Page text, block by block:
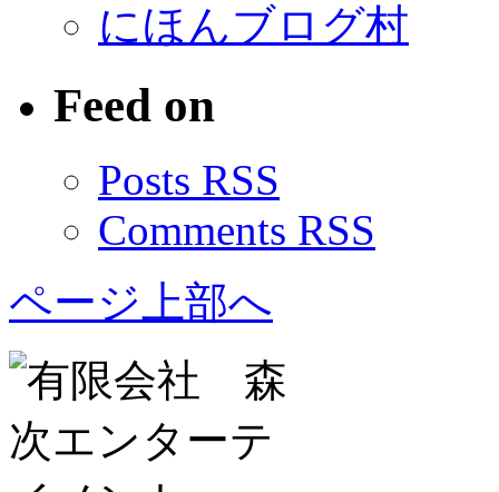
にほんブログ村
Feed on
Posts RSS
Comments RSS
ページ上部へ